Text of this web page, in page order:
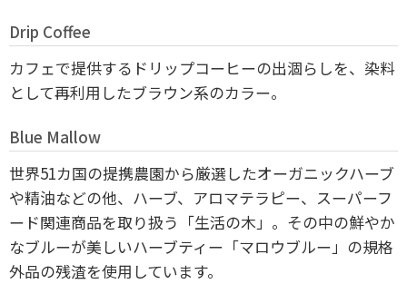
Drip Coffee
カフェで提供するドリップコーヒーの出涸らしを、染料
として再利用したブラウン系のカラー。
Blue Mallow
世界51カ国の提携農園から厳選したオーガニックハーブ
や精油などの他、ハーブ、アロマテラピー、スーパーフ
ード関連商品を取り扱う「生活の木」。その中の鮮やか
なブルーが美しいハーブティー「マロウブルー」の規格
外品の残渣を使用しています。